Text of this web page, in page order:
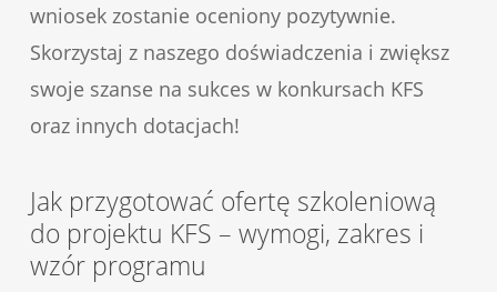
wniosek zostanie oceniony pozytywnie.
Skorzystaj z naszego doświadczenia i zwiększ
swoje szanse na sukces w konkursach KFS
oraz innych dotacjach!
Jak przygotować ofertę szkoleniową
do projektu KFS – wymogi, zakres i
wzór programu